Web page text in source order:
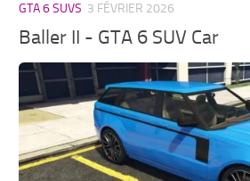
GTA 6 SUVS 3 FÉVRIER 2026
Baller II - GTA 6 SUV Car